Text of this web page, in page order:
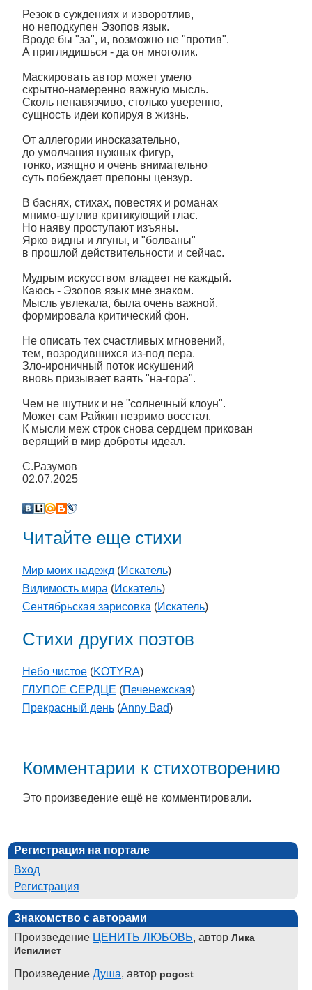
Резок в суждениях и изворотлив,
но неподкупен Эзопов язык.
Вроде бы "за", и, возможно не "против".
А приглядишься - да он многолик.
Маскировать автор может умело
скрытно-намеренно важную мысль.
Сколь ненавязчиво, столько уверенно,
сущность идеи копируя в жизнь.
От аллегории иносказательно,
до умолчания нужных фигур,
тонко, изящно и очень внимательно
суть побеждает препоны цензур.
В баснях, стихах, повестях и романах
мнимо-шутлив критикующий глас.
Но наяву проступают изъяны.
Ярко видны и лгуны, и "болваны"
в прошлой действительности и сейчас.
Мудрым искусством владеет не каждый.
Каюсь - Эзопов язык мне знаком.
Мысль увлекала, была очень важной,
формировала критический фон.
Не описать тех счастливых мгновений,
тем, возродившихся из-под пера.
Зло-ироничный поток искушений
вновь призывает ваять "на-гора".
Чем не шутник и не "солнечный клоун".
Может сам Райкин незримо восстал.
К мысли меж строк снова сердцем прикован
верящий в мир доброты идеал.
С.Разумов
02.07.2025
Читайте еще стихи
Мир моих надежд (Искатель)
Видимость мира (Искатель)
Сентябрьская зарисовка (Искатель)
Стихи других поэтов
Небо чистое (KOTYRA)
ГЛУПОЕ СЕРДЦЕ (Печенежская)
Прекрасный день (Anny Bad)
Комментарии к стихотворению
Это произведение ещё не комментировали.
Регистрация на портале
Вход
Регистрация
Знакомство с авторами
Произведение ЦЕНИТЬ ЛЮБОВЬ, автор Лика
Испилист
Произведение Душа, автор pogost